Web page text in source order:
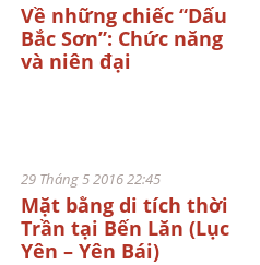
Về những chiếc “Dấu
Bắc Sơn”: Chức năng
và niên đại
29 Tháng 5 2016 22:45
Mặt bằng di tích thời
Trần tại Bến Lăn (Lục
Yên – Yên Bái)